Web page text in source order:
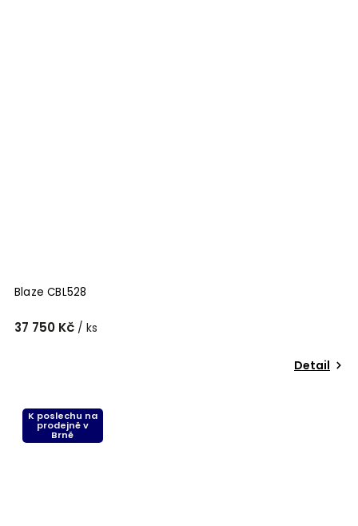
Blaze CBL528
37 750 Kč / ks
Detail
K poslechu na
prodejně v
Brně